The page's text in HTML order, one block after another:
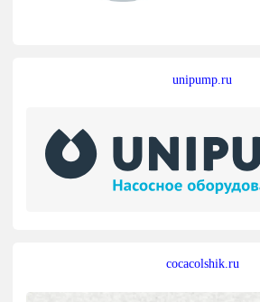
unipump.ru
cocacolshik.ru